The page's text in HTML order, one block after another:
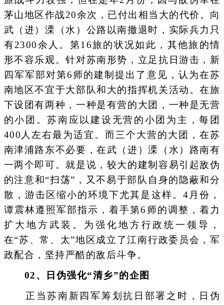
茅山地区作战20余次，已付出相当大的代价。向
武（进）溧（水）公路以南撤退时，实际兵力只
有2300余人。第16旅的状况如此，其他旅的情
形不容乐观。针对苏南形势，立足抗日游击，新
四军军部对第6师的建制提出了意见，认为在苏
南地区不宜于大部队和大的指挥机关活动。在旅
下设团有两种，一种是有营的大团，一种是无营
的小团。苏南应以建设无营的小团为主，每团
400人左右最为适宜。而三个大营的大团，在苏
南津浦路东不必要，在武（进）溧（水）路南有
一两个即可。就是说，较大的建制容易引起敌伪
的注意和“扫荡”，又不易于部队自身的隐蔽和分
散，游击区缩小的环境下尤其是这样。4月份，
谭震林遵照军部指示，着手第6师的调整，着力
扩大地方武装。为强化地方行政统一领导，
在“苏、常、太”地区成立了江南行政委员会，军
政配合，坚持严酷的敌后斗争。
02 、日伪强化“清乡”的企图
正当苏南新四军筹划抗日部署之时，日伪